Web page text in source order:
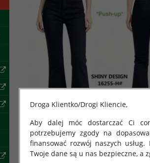
Droga Klientko/Drogi Kliencie,
Aby dalej móc dostarczać Ci
potrzebujemy zgody na
finansować rozwój naszych
Twoje dane są u nas bezpieczne, a